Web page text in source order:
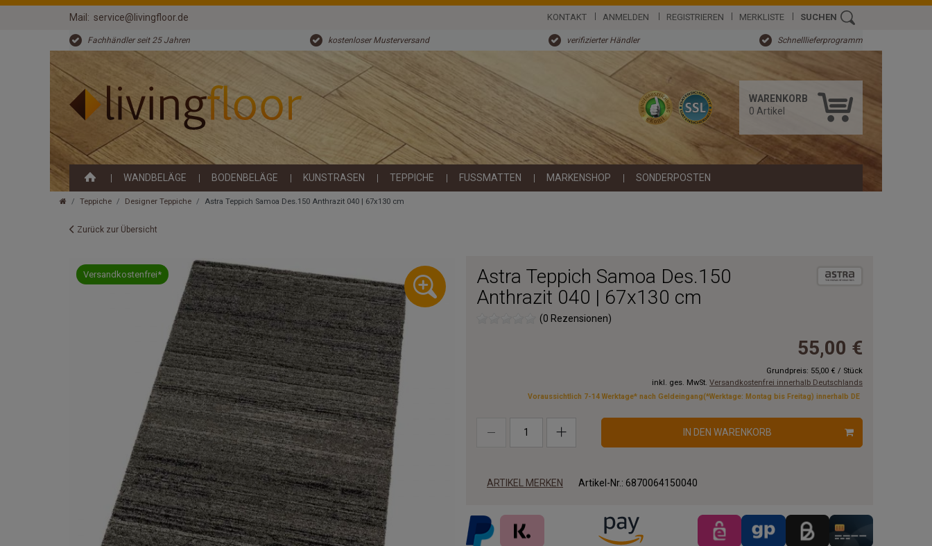
Mail: service@livingfloor.de KONTAKT ANMELDEN REGISTRIEREN MERKLISTE SUCHEN
Fachhändler seit 25 Jahren kostenloser Musterversand verifizierter Händler Schnelllieferprogramm
WARENKORB
0 Artikel
WANDBELÄGE BODENBELÄGE KUNSTRASEN TEPPICHE FUSSMATTEN MARKENSHOP SONDERPOSTEN
Teppiche Designer Teppiche Astra Teppich Samoa Des.150 Anthrazit 040 | 67x130 cm
Zurück zur Übersicht
Versandkostenfrei*
Astra Teppich Samoa Des.150
Anthrazit 040 | 67x130 cm
(0 Rezensionen)
55,00 €
Grundpreis: 55,00 € / Stück
inkl. ges. MwSt. Versandkostenfrei innerhalb Deutschlands
Voraussichtlich 7-14 Werktage* nach Geldeingang(*Werktage: Montag bis Freitag) innerhalb DE
IN DEN WARENKORB
ARTIKEL MERKEN Artikel-Nr.: 6870064150040